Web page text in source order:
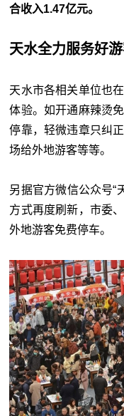
合收入1.47亿元。
天水全力服务好
天水市各相关单位也
体验。如开通麻辣烫
停靠，轻微违章只纠
场给外地游客等等。
另据官方微信公众号“
方式再度刷新，市委
外地游客免费停车。